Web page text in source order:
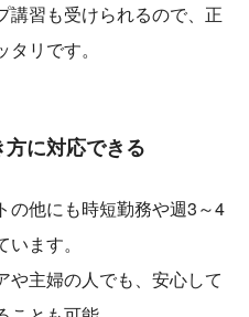
講習も受けられるので、正
リです。
方に対応できる
の他にも時短勤務や週3～4
ます。
や主婦の人でも、安心して